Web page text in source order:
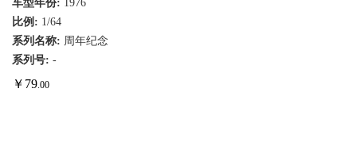
车型年份: 1976
比例: 1/64
系列名称: 周年纪念
系列号: -
￥ 79.00